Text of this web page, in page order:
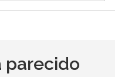
parecido